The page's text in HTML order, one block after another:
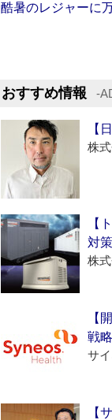
酷暑のレジャーに
おすすめ情報
【
株
【
対策
株
【
戦略
サ
【